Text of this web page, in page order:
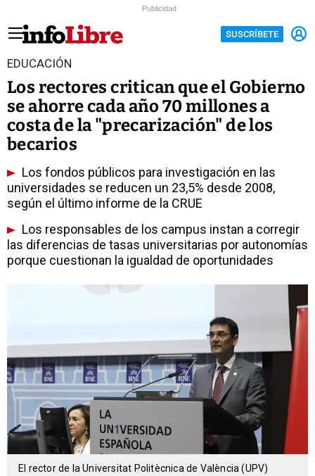
Publicidad
SUSCRÍBETE
EDUCACIÓN
Los rectores critican que el Gobierno
se ahorre cada año 70 millones a
costa de la "precarización" de los
becarios
Los fondos públicos para investigación en las
universidades se reducen un 23,5% desde 2008,
según el último informe de la CRUE
Los responsables de los campus instan a corregir
las diferencias de tasas universitarias por autonomías
porque cuestionan la igualdad de oportunidades
El rector de la Universitat Politècnica de València (UPV)